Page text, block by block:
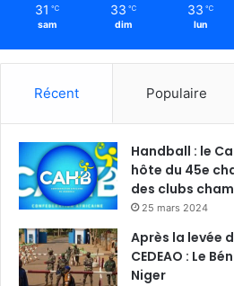
31 ℃
sam
33 ℃
dim
33 ℃
lun
Récent Populaire
Handball : le
hôte du 45e
des clubs
25 mars 2024
Après la levée
CEDEAO : Le
Niger